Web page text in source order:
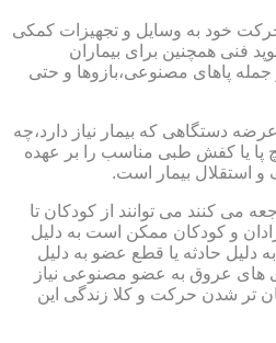
حرکت خود به وسایل و تجهیزات کمکی
فنی همچنین برای بیماران
جمله پاهای مصنوعی،بازوها و حتی
دستگاهی که بیمار نیاز دارد،چه
یا کفش طبی مناسب را بر عهده
استقلال بیمار است.
می کنند می توانند از کودکان تا
و کودکان ممکن است به دلیل
دلیل حادثه یا قطع عضو به دلیل
های عروق به عضو مصنوعی نیاز
تر شدن حرکت و کلا زندگی این